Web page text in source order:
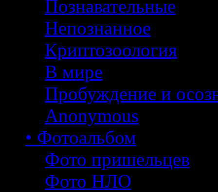
Познавательные
Непознанное
Криптозоология
В мире
Пробуждение и
Anonymous
• Фотоальбом
Фото пришельцев
Фото НЛО